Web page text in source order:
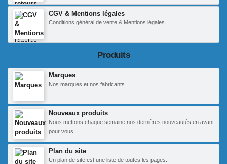
CGV & Mentions légales
Conditions général de vente & Mentions légales
Produits
Marques
Nos marques et nos fabricants
Nouveaux produits
Nous mettons chaque semaine nos dernières nouveautés en avant
pour vous!
Plan du site
Un plan de site est une liste de toutes les pages.